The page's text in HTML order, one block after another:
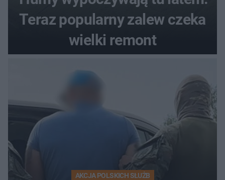
Teraz popularny zalew czeka
wielki remont
AKCJA POLSKICH SŁUŻB